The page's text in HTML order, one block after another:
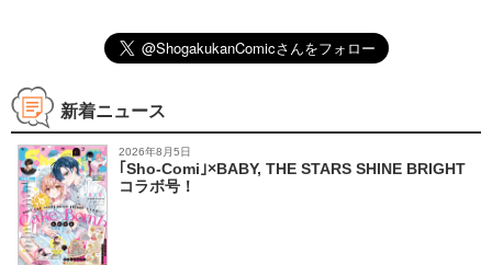
新着ニュース
2026年8月5日
｢Sho-Comi｣×BABY, THE STARS SHINE BRIGHT
コラボ号！